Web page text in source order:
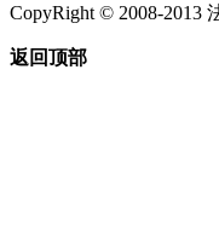
CopyRight © 2008-2013
返回顶部